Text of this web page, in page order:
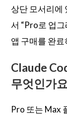
상단 모서리에
서 “Pro로 업
앱 구매를 완료
Claude
무엇인가
Pro 또는 Max